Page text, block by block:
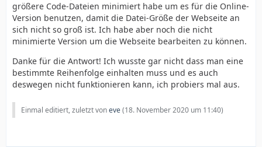
größere Code-Dateien minimiert habe um es für die Online-
Version benutzen, damit die Datei-Größe der Webseite an
sich nicht so groß ist. Ich habe aber noch die nicht
minimierte Version um die Webseite bearbeiten zu können.
Danke für die Antwort! Ich wusste gar nicht dass man eine
bestimmte Reihenfolge einhalten muss und es auch
deswegen nicht funktionieren kann, ich probiers mal aus.
Einmal editiert, zuletzt voneve(18. November 2020 um 11:40)